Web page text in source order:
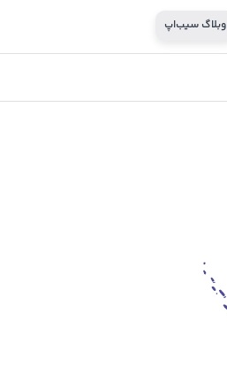
وبلاگ سیب‌اپ